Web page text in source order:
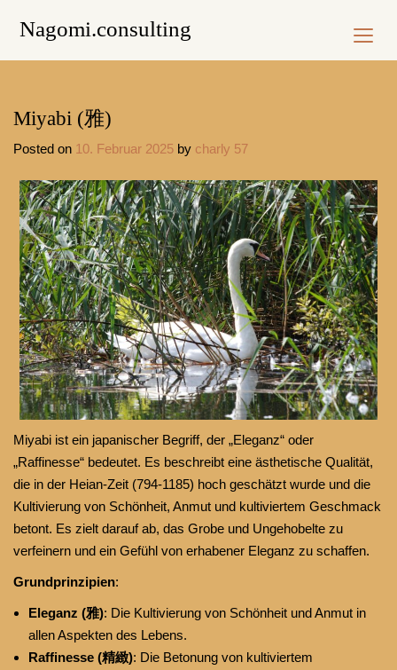
Nagomi.consulting
Miyabi (雅)
Posted on 10. Februar 2025 by charly 57
Miyabi ist ein japanischer Begriff, der „Eleganz“ oder
„Raffinesse“ bedeutet. Es beschreibt eine ästhetische Qualität,
die in der Heian-Zeit (794-1185) hoch geschätzt wurde und die
Kultivierung von Schönheit, Anmut und kultiviertem Geschmack
betont. Es zielt darauf ab, das Grobe und Ungehobelte zu
verfeinern und ein Gefühl von erhabener Eleganz zu schaffen.
Grundprinzipien:
Eleganz (雅): Die Kultivierung von Schönheit und Anmut in
allen Aspekten des Lebens.
Raffinesse (精緻): Die Betonung von kultiviertem